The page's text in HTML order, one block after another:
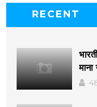
RECENT